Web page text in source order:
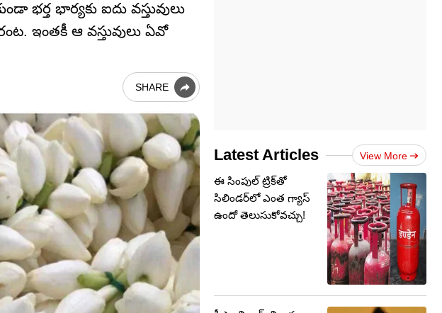
భార్యకు ఐదు వస్తువులు
ఇంతకీ ఆ వస్తువులు ఏవో
SHARE
Latest Articles View More
ఈ సింపుల్‌ ట్రిక్‌తో
సిలిండర్‌లో ఎంత గ్యాస్‌
ఉందో తెలుసుకోవచ్చు!